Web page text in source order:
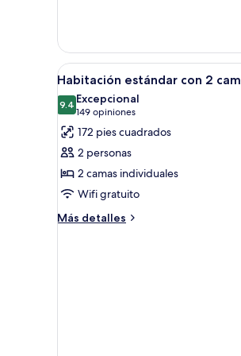
individual
Abrir
todas
las
fotos
de
Habitación
estándar
con
2
28
Habitación estándar con 2
9.49.4 de 10
Excepcional
149 opiniones
(149
opiniones)
172 pies cuadrados
2 personas
2 camas individuales
Wifi gratuito
Más detalles
Más